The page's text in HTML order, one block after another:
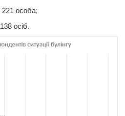
221 особа;
осіб.